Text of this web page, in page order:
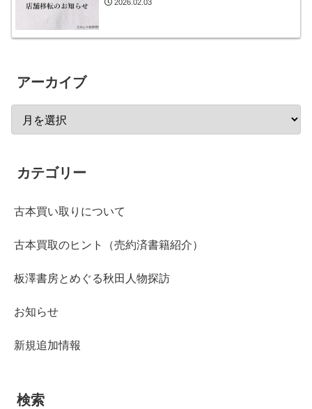
2026.02.03
アーカイブ
カテゴリー
古本買い取りについて
古本買取のヒント（売約済書籍紹介）
板澤書房とめぐる秋田人物探訪
お知らせ
新規追加情報
検索